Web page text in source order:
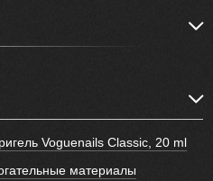
Voguenails Classic, 20 ml
материалы